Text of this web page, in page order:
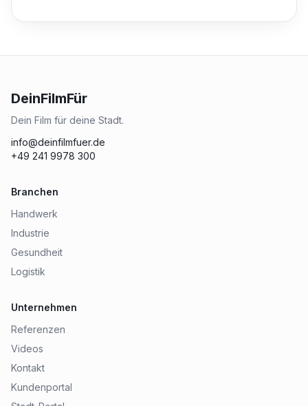
DeinFilmFür
Dein Film für deine Stadt.
info@deinfilmfuer.de
+49 241 9978 300
Branchen
Handwerk
Industrie
Gesundheit
Logistik
Unternehmen
Referenzen
Videos
Kontakt
Kundenportal